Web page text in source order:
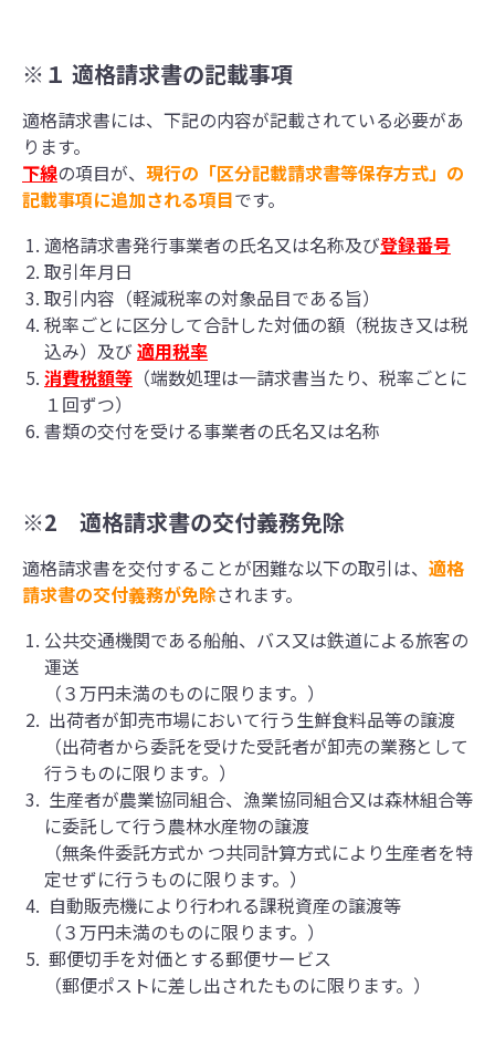
※１ 適格請求書の記載事項
適格請求書には、下記の内容が記載されている必要があ
ります。
下線の項目が、 現行の「区分記載請求書等保存方式」の
記載事項に追加される項目です。
適格請求書発行事業者の氏名又は名称及び登録番号
取引年月日
取引内容（軽減税率の対象品目である旨）
税率ごとに区分して合計した対価の額（税抜き又は税
込み）及び 適用税率
消費税額等 （端数処理は一請求書当たり、税率ごとに
１回ずつ）
書類の交付を受ける事業者の氏名又は名称
※2 適格請求書の交付義務免除
適格請求書を交付することが困難な以下の取引は、 適格
請求書の交付義務が免除されます。
公共交通機関である船舶、バス又は鉄道による旅客の
運送
（３万円未満のものに限ります。）
出荷者が卸売市場において行う生鮮食料品等の譲渡
（出荷者から委託を受けた受託者が卸売の業務として
行うものに限ります。）
生産者が農業協同組合、漁業協同組合又は森林組合等
に委託して行う農林水産物の譲渡
（無条件委託方式か つ共同計算方式により生産者を特
定せずに行うものに限ります。）
自動販売機により行われる課税資産の譲渡等
（３万円未満のものに限ります。）
郵便切手を対価とする郵便サービス
（郵便ポストに差し出されたものに限ります。）